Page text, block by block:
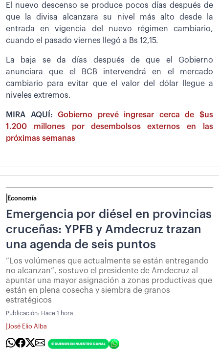
El nuevo descenso se produce pocos días después de
que la divisa alcanzara su nivel más alto desde la
entrada en vigencia del nuevo régimen cambiario,
cuando el pasado viernes llegó a Bs 12,15.
La baja se da días después de que el Gobierno
anunciara que el BCB intervendrá en el mercado
cambiario para evitar que el valor del dólar llegue a
niveles extremos.
MIRA AQUÍ:Gobierno prevé ingresar cerca de $us
1.200 millones por desembolsos externos en las
próximas semanas
Economía
Emergencia por diésel en provincias
cruceñas: YPFB y Amdecruz trazan
una agenda de seis puntos
“Los volúmenes que actualmente se están entregando
no alcanzan”, sostuvo el presidente de Amdecruz al
apuntar una mayor asignación a zonas productivas que
están en plena cosecha y siembra de granos
estratégicos
Publicación: Hace 1 hora
José Elio Alba